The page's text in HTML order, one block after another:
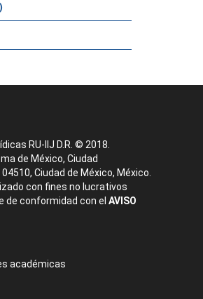
RU-IIJ D.R. © 2018.
de México, Ciudad
Ciudad de México, México.
con fines no lucrativos
de conformidad con el AVISO
académicas